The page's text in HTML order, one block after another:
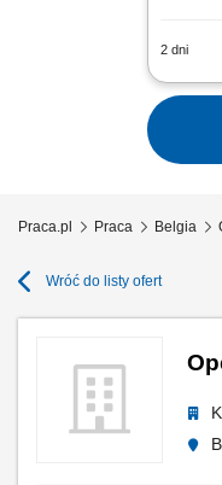
2 dni
Praca.pl Praca Belgia
Wróć do listy ofert